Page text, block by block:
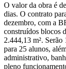
O valor da obra é
dias. O contrato
dezembro, com a
construídos blocos
2.444,13 m². Serão
para 25 alunos,
administrativo,
pleno